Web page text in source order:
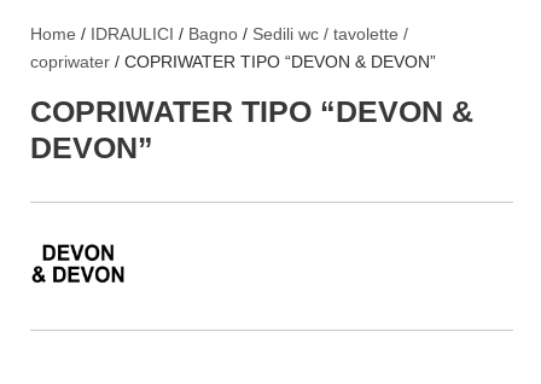
Home / IDRAULICI / Bagno / Sedili wc / tavolette /
copriwater / COPRIWATER TIPO “DEVON & DEVON”
COPRIWATER TIPO “DEVON &
DEVON”